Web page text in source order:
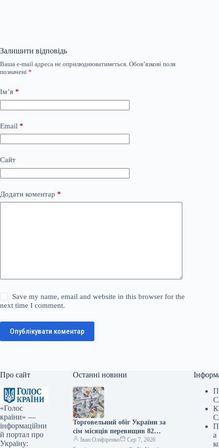
Залишити відповідь
Ваша e-mail адреса не оприлюднюватиметься. Обов’язкові поля
позначені *
Ім’я *
Email *
Сайт
Додати коментар *
Save my name, email and website in this browser for the
next time I comment.
Опублікувати коментар
Про сайт
«Голос
країни» —
інформаційни
й портал про
Україну:
Останні новини
Торговельний обіг України за
сім місяців перевищив 82
мільярди доларів
Іван Оліфіренко
Сер 7, 2026
а